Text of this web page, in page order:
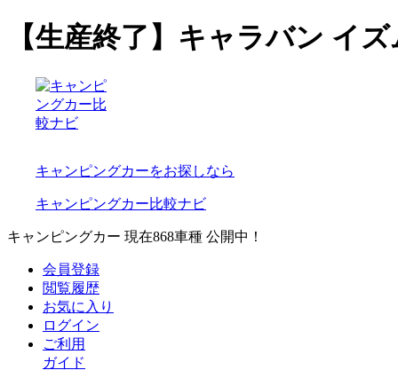
【生産終了】キャラバン イ
キャンピングカーをお探しなら
キャンピングカー比較ナビ
キャンピングカー 現在868車種 公開中！
会員登録
閲覧履歴
お気に入り
ログイン
ご利用
ガイド